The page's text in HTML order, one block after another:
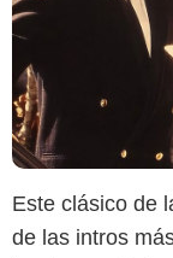
Este clásico de
de las intros